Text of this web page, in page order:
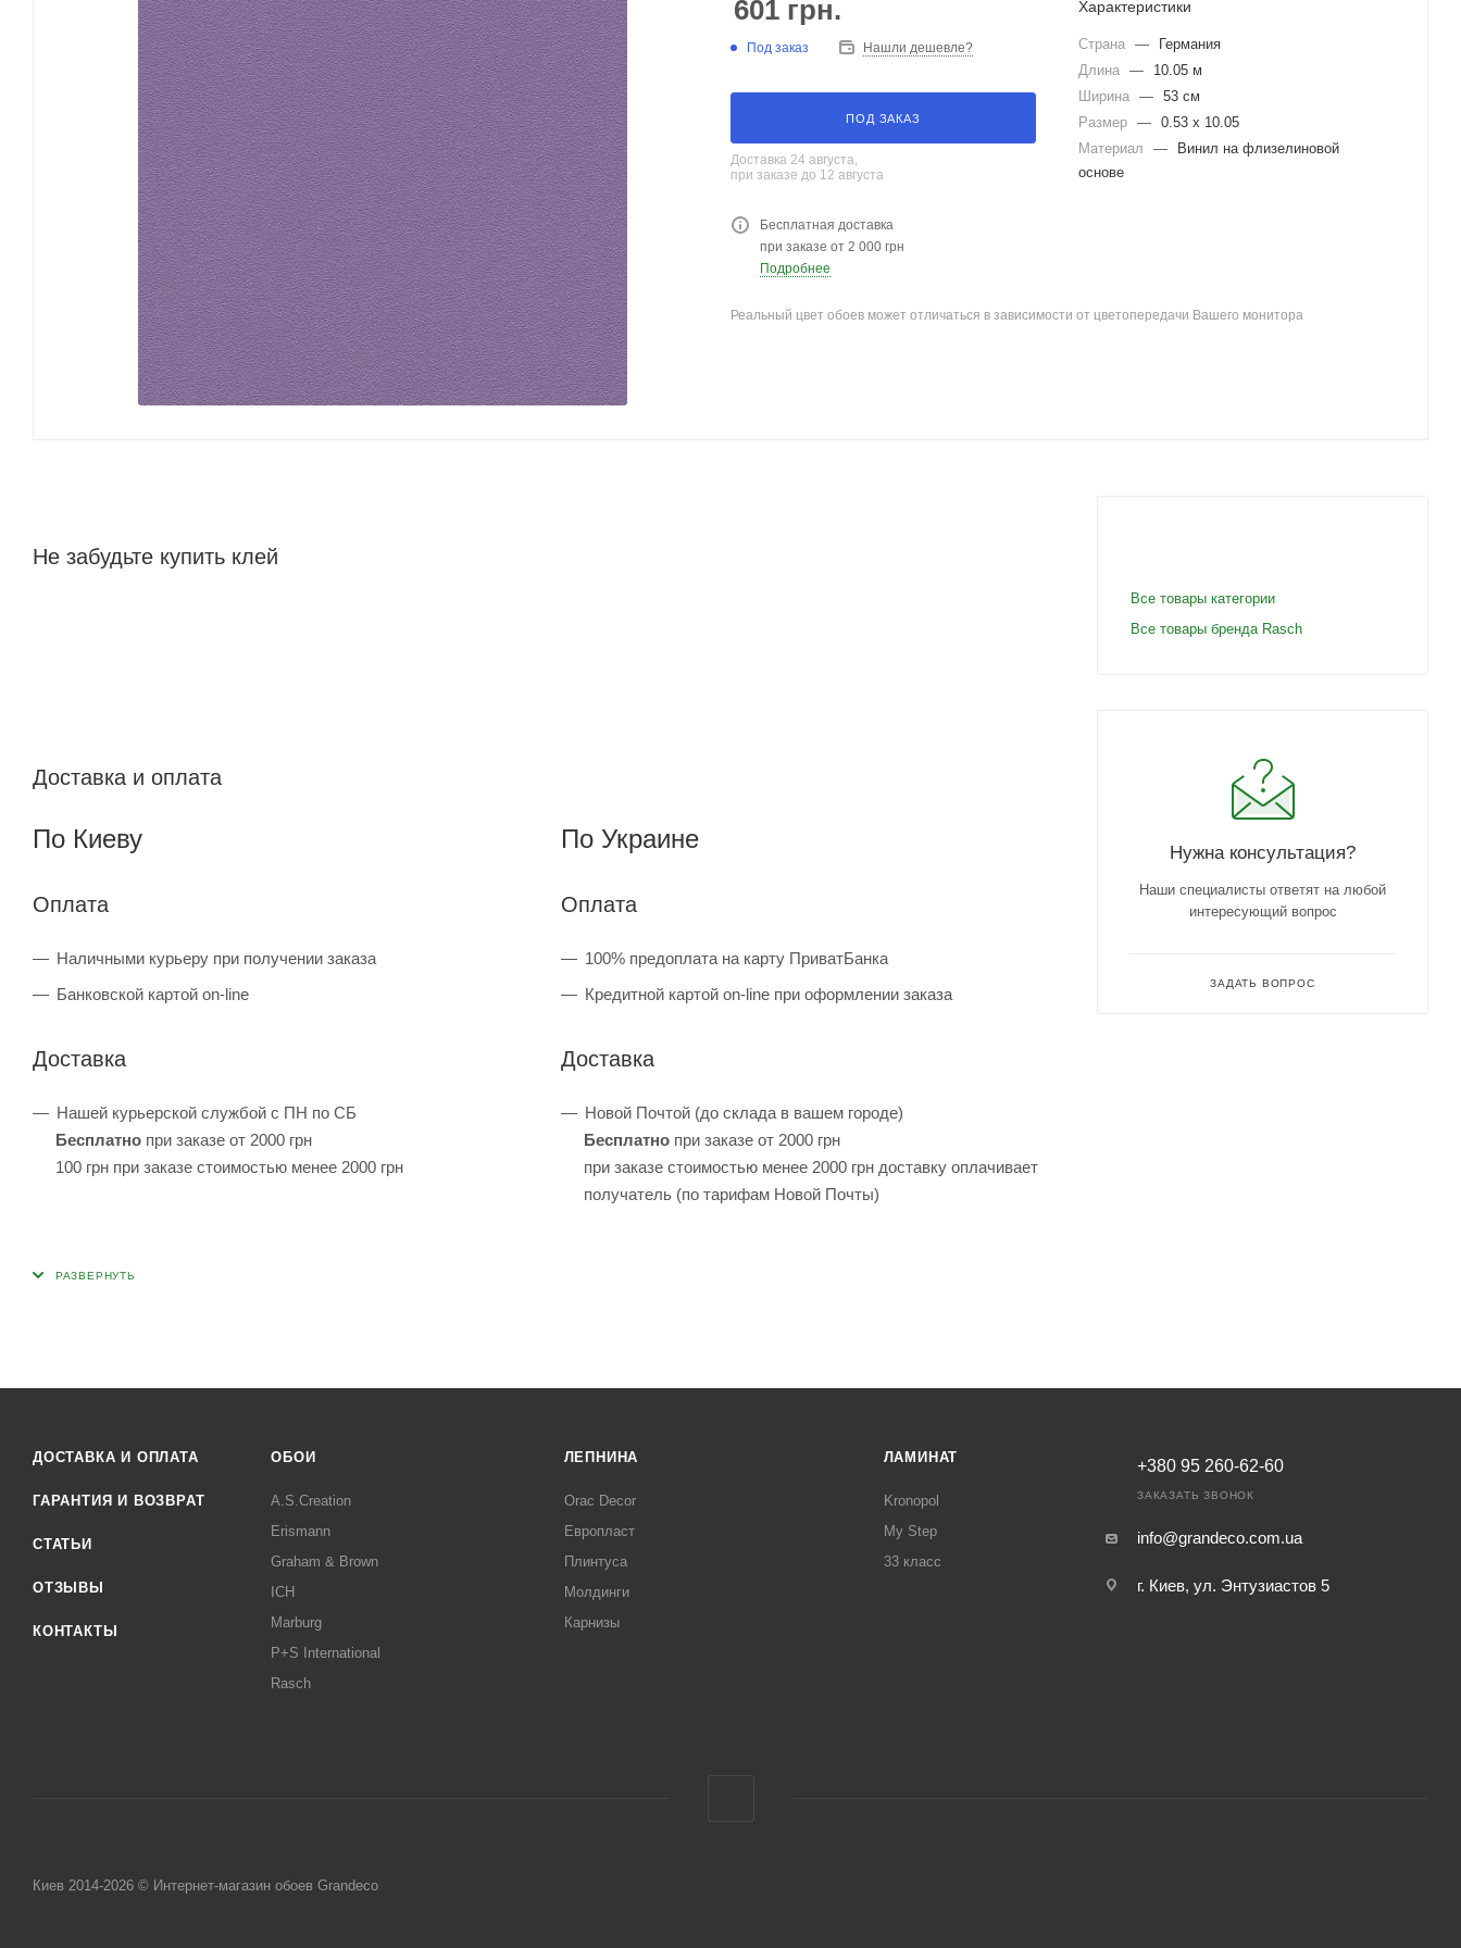
601 грн.
Под заказ Нашли дешевле?
ПОД ЗАКАЗ
Доставка 24 августа,
при заказе до 12 августа
Бесплатная доставка
при заказе от 2 000 грн
Подробнее
Характеристики
Страна —
Германия
Длина —
10.05 м
Ширина — 53 см
Размер — 0.53 x 10.05
Материал
—
Винил на флизелиновой
основе
Реальный цвет обоев может отличаться в зависимости от цветопередачи Вашего монитора
Не забудьте купить клей
Доставка и оплата
По Киеву
Оплата
Наличными курьеру при получении заказа
Банковской картой on-line
Доставка
Нашей курьерской службой с ПН по СБ
Бесплатно при заказе от 2000 грн
100 грн при заказе стоимостью менее 2000 грн
По Украине
Оплата
100% предоплата на карту ПриватБанка
Кредитной картой on-line при оформлении заказа
Доставка
Новой Почтой (до склада в вашем городе)
Бесплатнопри заказе от 2000 грн
при заказе стоимостью менее 2000 грн доставку оплачивает
получатель (по тарифам Новой Почты)
Все товары категории
Все товары бренда Rasch
Нужна консультация?
Наши специалисты ответят на любой
интересующий вопрос
ЗАДАТЬ ВОПРОС
ДОСТАВКА И ОПЛАТА
ГАРАНТИЯ И ВОЗВРАТ
СТАТЬИ
ОТЗЫВЫ
КОНТАКТЫ
ОБОИ
A.S.Creation
Erismann
Graham & Brown
ICH
Marburg
P+S International
Rasch
ЛЕПНИНА
Orac Decor
Европласт
Плинтуса
Молдинги
Карнизы
ЛАМИНАТ
Kronopol
My Step
33 класс
+380 95 260-62-60
ЗАКАЗАТЬ ЗВОНОК
info@grandeco.com.ua
г. Киев, ул. Энтузиастов 5
Киев 2014-2026 © Интернет-магазин обоев Grandeco